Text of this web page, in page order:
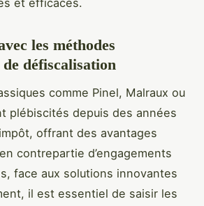
les méthodes
défiscalisation
comme Pinel, Malraux ou
plébiscités depuis des années
offrant des avantages
contrepartie d’engagements
face aux solutions innovantes
il est essentiel de saisir les